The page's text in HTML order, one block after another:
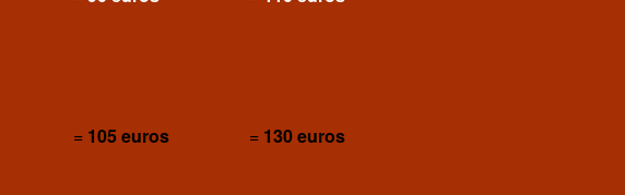
= 105 euros = 130 euros